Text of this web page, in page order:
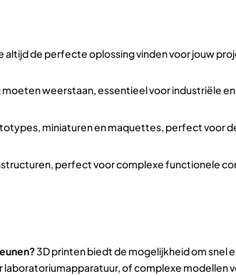
de perfecte oplossing vinden voor jouw
weerstaan, essentieel voor industriële
miniaturen en maquettes, perfect voor
perfect voor complexe functionele
3D printen biedt de mogelijkheid om snel
of complexe modellen